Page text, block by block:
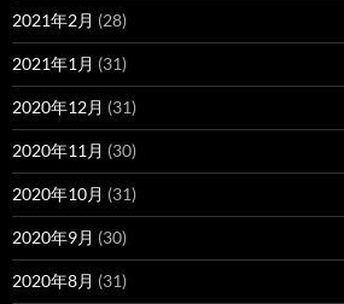
2021年2月 (28)
2021年1月 (31)
2020年12月 (31)
2020年11月 (30)
2020年10月 (31)
2020年9月 (30)
2020年8月 (31)